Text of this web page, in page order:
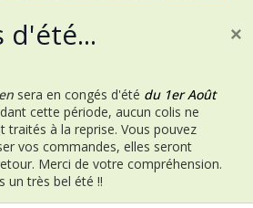
sera en congés d'été du 1er Août
cette période, aucun colis ne
traités à la reprise. Vous pouvez
vos commandes, elles seront
Merci de votre compréhension.
un très bel été !!
×